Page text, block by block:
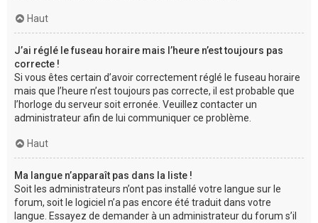
Haut
J’ai réglé le fuseau horaire mais l’heure n’est toujours pas
correcte !
Si vous êtes certain d’avoir correctement réglé le fuseau horaire
mais que l’heure n’est toujours pas correcte, il est probable que
l’horloge du serveur soit erronée. Veuillez contacter un
administrateur afin de lui communiquer ce problème.
Haut
Ma langue n’apparaît pas dans la liste !
Soit les administrateurs n’ont pas installé votre langue sur le
forum, soit le logiciel n’a pas encore été traduit dans votre
langue. Essayez de demander à un administrateur du forum s’il